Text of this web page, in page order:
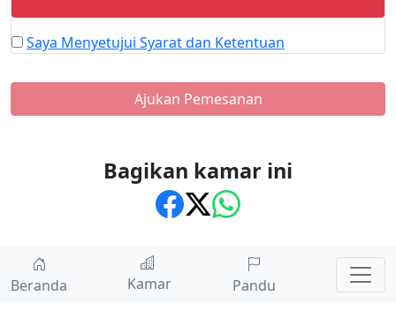
Beranda Kamar Pandu
Saya Menyetujui Syarat dan Ketentuan
Ajukan Pemesanan
Bagikan kamar ini